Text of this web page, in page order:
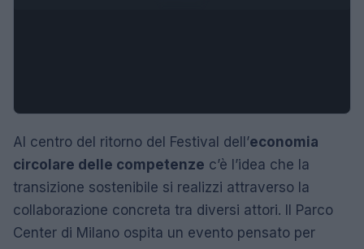
Al centro del ritorno del Festival dell’economia
circolare delle competenze c’è l’idea che la
transizione sostenibile si realizzi attraverso la
collaborazione concreta tra diversi attori. Il Parco
Center di Milano ospita un evento pensato per